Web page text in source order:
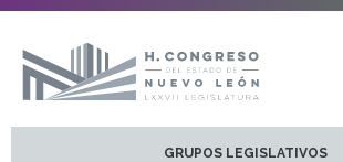
GRUPOS LEGISLATIVOS